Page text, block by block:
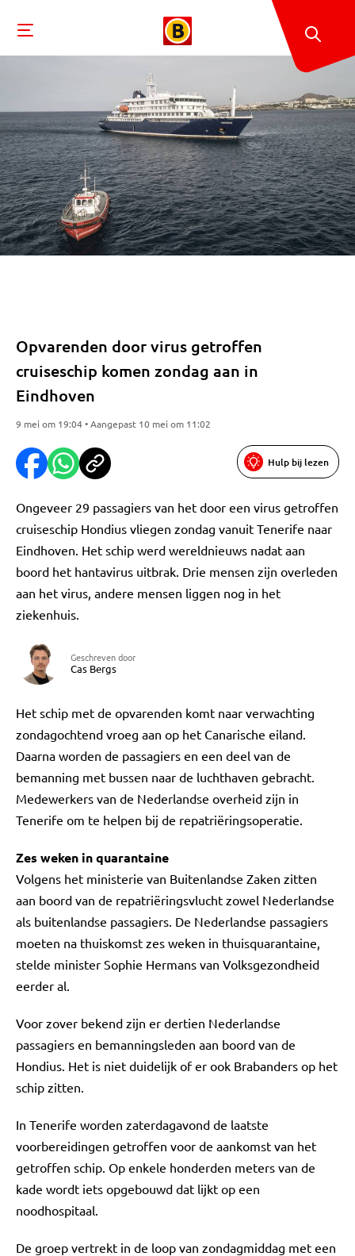
Opvarenden door virus getroffen
cruiseschip komen zondag aan in
Eindhoven
9 mei om 19:04 • Aangepast 10 mei om 11:02
Hulp bij lezen
Ongeveer 29 passagiers van het door een virus getroffen
cruiseschip Hondius vliegen zondag vanuit Tenerife naar
Eindhoven. Het schip werd wereldnieuws nadat aan
boord het hantavirus uitbrak. Drie mensen zijn overleden
aan het virus, andere mensen liggen nog in het
ziekenhuis.
Geschreven door
Cas Bergs
Het schip met de opvarenden komt naar verwachting
zondagochtend vroeg aan op het Canarische eiland.
Daarna worden de passagiers en een deel van de
bemanning met bussen naar de luchthaven gebracht.
Medewerkers van de Nederlandse overheid zijn in
Tenerife om te helpen bij de repatriëringsoperatie.
Zes weken in quarantaine
Volgens het ministerie van Buitenlandse Zaken zitten
aan boord van de repatriëringsvlucht zowel Nederlandse
als buitenlandse passagiers. De Nederlandse passagiers
moeten na thuiskomst zes weken in thuisquarantaine,
stelde minister Sophie Hermans van Volksgezondheid
eerder al.
Voor zover bekend zijn er dertien Nederlandse
passagiers en bemanningsleden aan boord van de
Hondius. Het is niet duidelijk of er ook Brabanders op het
schip zitten.
In Tenerife worden zaterdagavond de laatste
voorbereidingen getroffen voor de aankomst van het
getroffen schip. Op enkele honderden meters van de
kade wordt iets opgebouwd dat lijkt op een
noodhospitaal.
De groep vertrekt in de loop van zondagmiddag met een